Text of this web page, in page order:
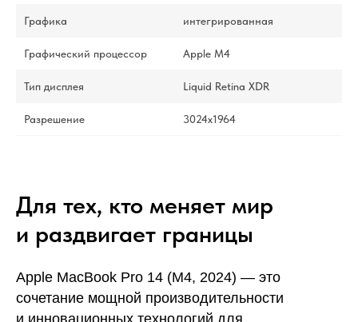
Графика интегрированная
Графический процессор Apple M4
Тип дисплея Liquid Retina XDR
Разрешение 3024x1964
Для тех, кто меняет мир
и раздвигает границы
Apple MacBook Pro 14 (M4, 2024) — это
сочетание мощной производительности